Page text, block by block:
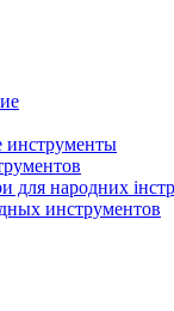
инструменты
для народних
инструментов